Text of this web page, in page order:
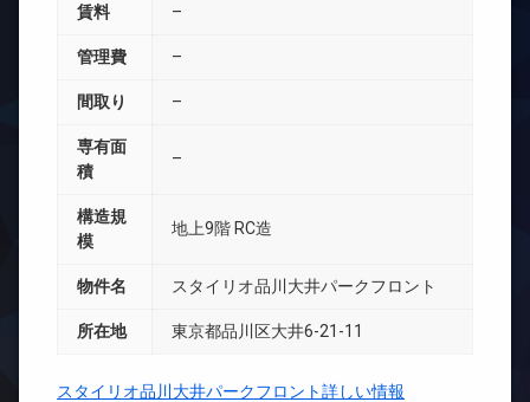
賃料 –
管理費 –
間取り –
専有面
積
–
構造規
模
地上9階 RC造
物件名 スタイリオ品川大井パークフロント
所在地 東京都品川区大井6-21-11
スタイリオ品川大井パークフロント詳しい情報